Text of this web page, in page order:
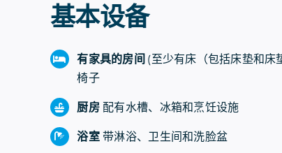
基本设备
有家具的房间 (至少有床（包括床垫和床
椅子
厨房配有水槽、冰箱和烹饪设施
浴室带淋浴、卫生间和洗脸盆